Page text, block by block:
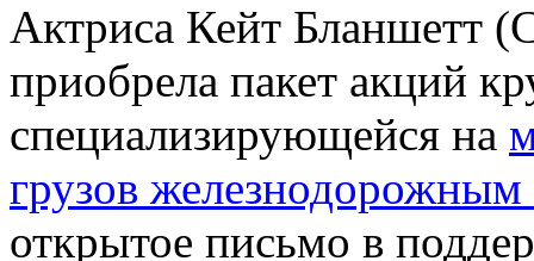
Актриса Кейт Бланшетт
приобрела пакет акций
специализирующейся на
грузов железнодорожным
открытое письмо в